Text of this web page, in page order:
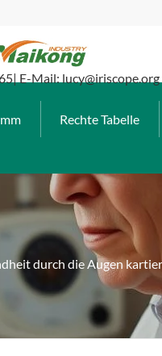
E-Mail: lucy@iriscope.org
Rechte Tabelle
durch die Augen